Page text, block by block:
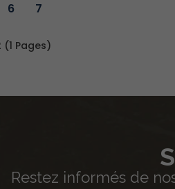
6 7
Pages)
Restez informés de